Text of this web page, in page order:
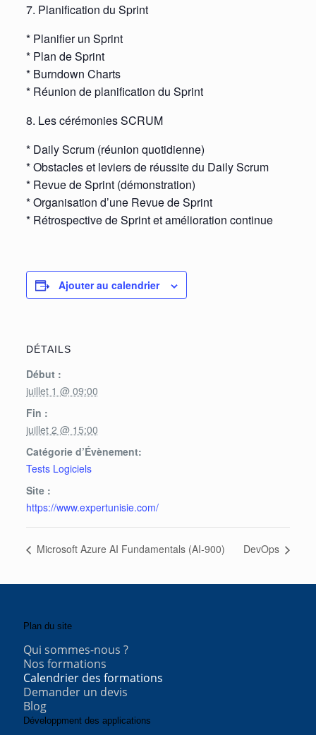
7. Planification du Sprint
* Planifier un Sprint
* Plan de Sprint
* Burndown Charts
* Réunion de planification du Sprint
8. Les cérémonies SCRUM
* Daily Scrum (réunion quotidienne)
* Obstacles et leviers de réussite du Daily Scrum
* Revue de Sprint (démonstration)
* Organisation d’une Revue de Sprint
* Rétrospective de Sprint et amélioration continue
Ajouter au calendrier
DÉTAILS
Début :
juillet 1 @ 09:00
Fin :
juillet 2 @ 15:00
Catégorie d’Évènement:
Tests Logiciels
Site :
https://www.expertunisie.com/
Microsoft Azure AI Fundamentals (AI‑900) DevOps
Plan du site
Qui sommes-nous ?
Nos formations
Calendrier des formations
Demander un devis
Blog
Développment des applications